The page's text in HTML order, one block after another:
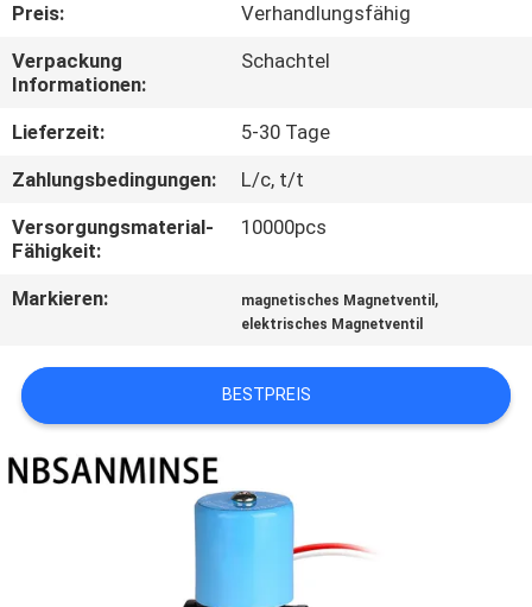
TRETEN
SIE
MIT
UNS
VERBINDUNG
FORDERN
SIE EIN
ZITAT
Preis:
Verhandlungsfähig
Verpackung
Informationen:
Schachtel
Lieferzeit:
5-30 Tage
Zahlungsbedingungen:
L/c, t/t
Versorgungsmaterial-
Fähigkeit:
10000pcs
Markieren: magnetisches Magnetventil ,
elektrisches Magnetventil
BESTPREIS